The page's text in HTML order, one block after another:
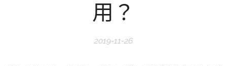
用？
2019-11-26